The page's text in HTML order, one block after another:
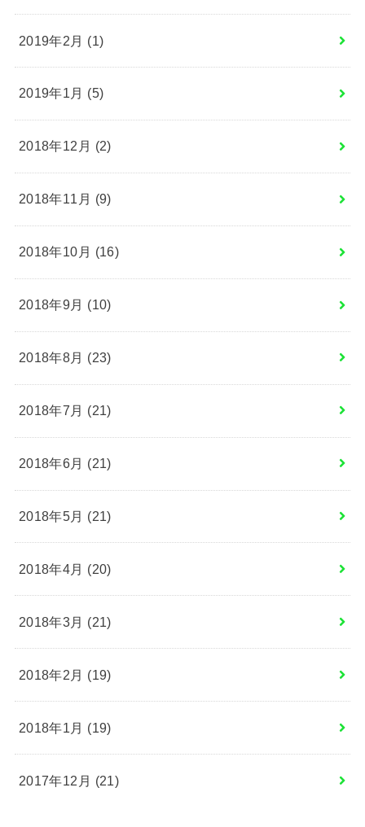
2019年2月 (1)
2019年1月 (5)
2018年12月 (2)
2018年11月 (9)
2018年10月 (16)
2018年9月 (10)
2018年8月 (23)
2018年7月 (21)
2018年6月 (21)
2018年5月 (21)
2018年4月 (20)
2018年3月 (21)
2018年2月 (19)
2018年1月 (19)
2017年12月 (21)